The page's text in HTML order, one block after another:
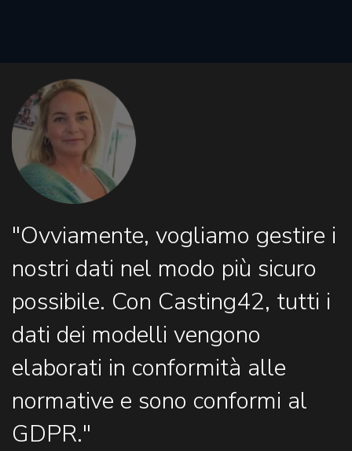
"Ovviamente, vogliamo gestire i
nostri dati nel modo più sicuro
possibile. Con Casting42, tutti i
dati dei modelli vengono
elaborati in conformità alle
normative e sono conformi al
GDPR."